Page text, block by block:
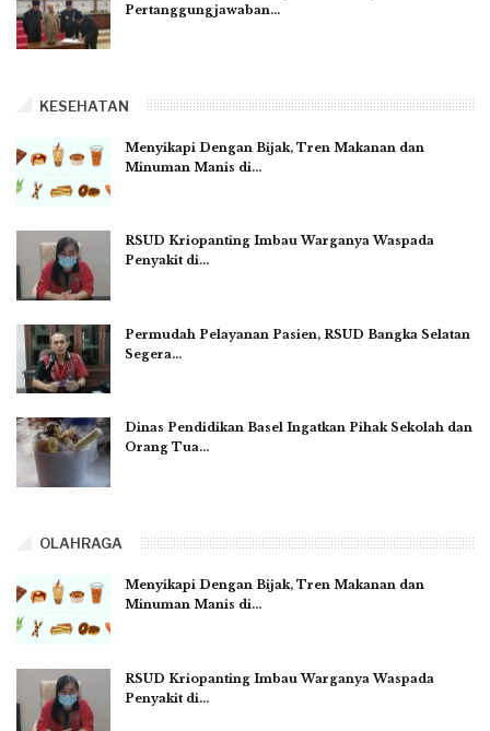
Pertanggungjawaban…
KESEHATAN
Menyikapi Dengan Bijak, Tren Makanan dan
Minuman Manis di…
RSUD Kriopanting Imbau Warganya Waspada
Penyakit di…
Permudah Pelayanan Pasien, RSUD Bangka Selatan
Segera…
Dinas Pendidikan Basel Ingatkan Pihak Sekolah dan
Orang Tua…
OLAHRAGA
Menyikapi Dengan Bijak, Tren Makanan dan
Minuman Manis di…
RSUD Kriopanting Imbau Warganya Waspada
Penyakit di…